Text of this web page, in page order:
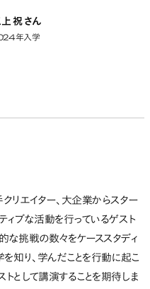
祝 さん
年入学
リエイター、大企業からスター
ィブな活動を行っているゲスト
な挑戦の数々をケーススタディ
を知り、学んだことを行動に起こ
として講演することを期待しま